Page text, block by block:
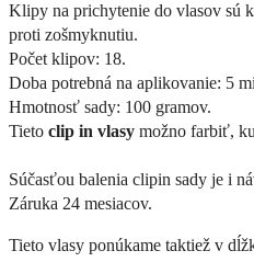
Klipy na prichytenie do vlasov sú
proti zošmyknutiu.
Počet klipov: 18.
Doba potrebná na aplikovanie: 5
Hmotnosť sady: 100 gramov.
Tieto clip in vlasy možno farbiť,
Súčasťou balenia clipin sady je i
Záruka 24 mesiacov.
Tieto vlasy ponúkame taktiež v